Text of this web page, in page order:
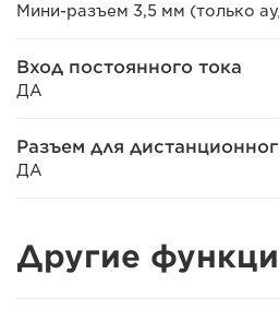
Мини-разъем 3,5 мм (только
Вход постоянного тока
ДА
Разъем для
ДА
Другие